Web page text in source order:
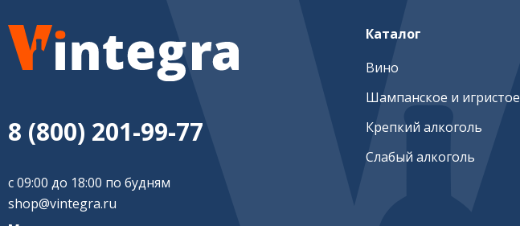
8 (800) 201-99-77
с 09:00 до 18:00 по будням
shop@vintegra.ru
Каталог
Вино
Шампанское и игристое
Крепкий алкоголь
Слабый алкоголь